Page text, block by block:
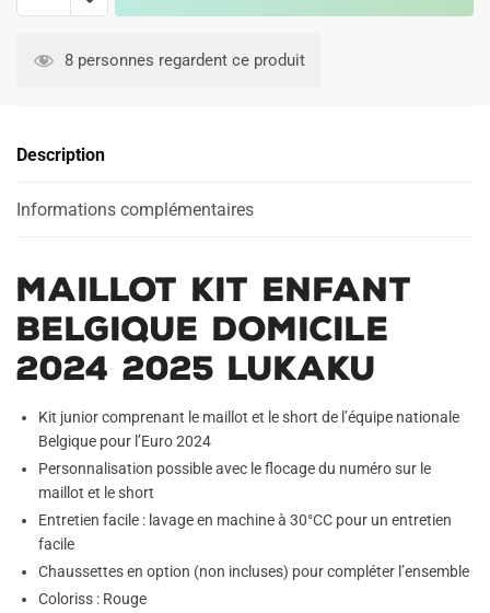
2024
Lukaku
8 personnes regardent ce produit
Description
Informations complémentaires
Maillot Kit Enfant
Belgique Domicile
2024 2025 Lukaku
Kit junior comprenant le maillot et le short de l’équipe nationale
Belgique pour l’Euro 2024
Personnalisation possible avec le flocage du numéro sur le
maillot et le short
Entretien facile : lavage en machine à 30°CC pour un entretien
facile
Chaussettes en option (non incluses) pour compléter l’ensemble
Coloriss : Rouge